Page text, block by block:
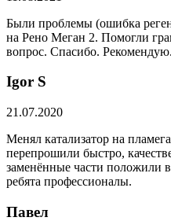
Были проблемы (ошибка
на Рено Меган 2. Помогли
вопрос. Спасибо. Рекомендую.
​Igor S
21.07.2020
Менял катализатор на
перепрошили быстро,
заменённые части положили
ребята профессионалы.
Павел